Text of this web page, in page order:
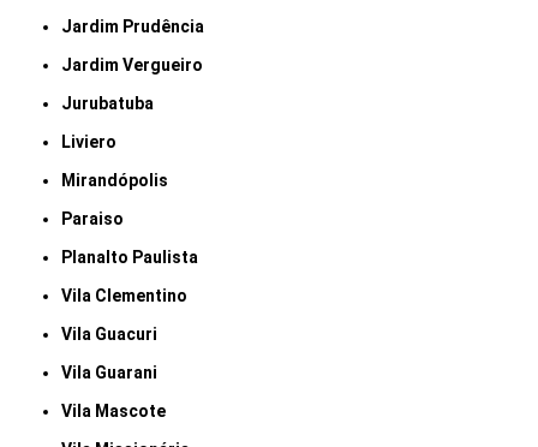
Jardim Prudência
Jardim Vergueiro
Jurubatuba
Liviero
Mirandópolis
Paraiso
Planalto Paulista
Vila Clementino
Vila Guacuri
Vila Guarani
Vila Mascote